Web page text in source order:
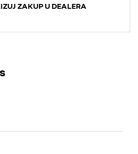
ZAKUP U DEALERA